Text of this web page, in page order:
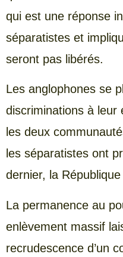
qui est une réponse
séparatistes et
seront pas libérés.
Les anglophones se
discriminations à leur
les deux
les séparatistes ont
dernier, la République
La permanence au
enlèvement massif
recrudescence d’un